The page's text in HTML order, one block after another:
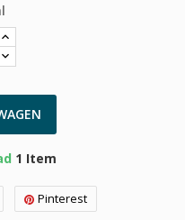
1 Item
Pinterest